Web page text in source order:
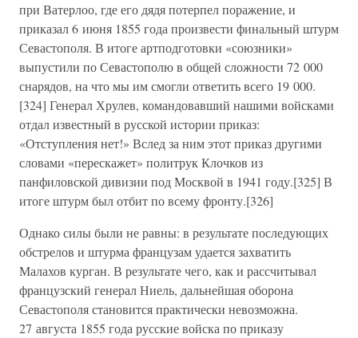
при Ватерлоо, где его дядя потерпел поражение, и
приказал 6 июня 1855 года произвести финальный штурм
Севастополя. В итоге артподготовки «союзники»
выпустили по Севастополю в общей сложности 72 000
снарядов, на что мы им смогли ответить всего 19 000.
[324] Генерал Хрулев, командовавший нашими войсками
отдал известный в русской истории приказ:
«Отступления нет!» Вслед за ним этот приказ другими
словами «перескажет» политрук Клочков из
панфиловской дивизии под Москвой в 1941 году.[325] В
итоге штурм был отбит по всему фронту.[326]
Однако силы были не равны: в результате последующих
обстрелов и штурма французам удается захватить
Малахов курган. В результате чего, как и рассчитывал
французский генерал Ниель, дальнейшая оборона
Севастополя становится практически невозможна.
27 августа 1855 года русские войска по приказу